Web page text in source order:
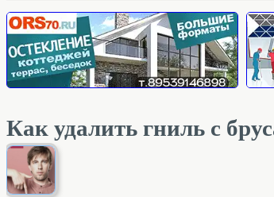
Как удалить гниль с